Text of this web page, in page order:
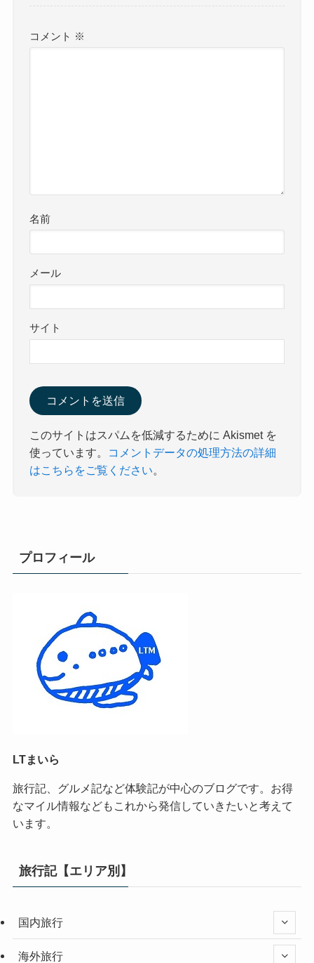
コメント ※
名前
メール
サイト
このサイトはスパムを低減するために Akismet を
使っています。
コメントデータの処理方法の詳細
はこちらをご覧ください。
プロフィール
LTまいら
旅行記、グルメ記など体験記が中心のブログです。お得
なマイル情報などもこれから発信していきたいと考えて
います。
旅行記【エリア別】
国内旅行
海外旅行